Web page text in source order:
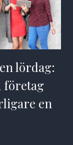
lördag:
företag
en